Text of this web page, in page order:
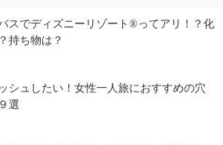
スでディズニーリゾート®ってアリ！？化
持ち物は？
シュしたい！女性一人旅におすすめの穴
選